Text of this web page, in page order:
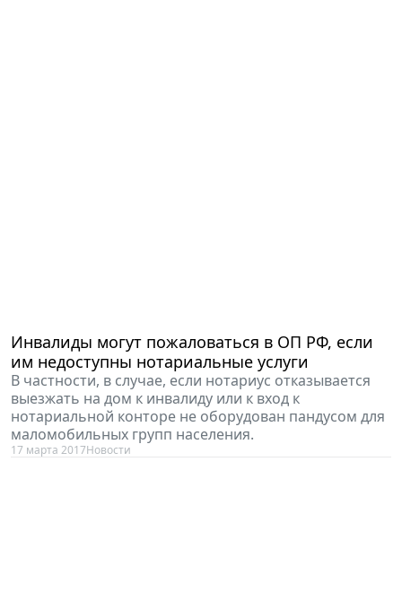
Инвалиды могут пожаловаться в ОП РФ, если
им недоступны нотариальные услуги
В частности, в случае, если нотариус отказывается
выезжать на дом к инвалиду или к вход к
нотариальной конторе не оборудован пандусом для
маломобильных групп населения.
17 марта 2017Новости